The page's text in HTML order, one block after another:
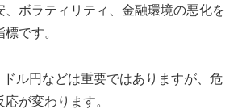
、ボラティリティ、金融環境の悪化を
です。
ル円などは重要ではありますが、危
が変わります。